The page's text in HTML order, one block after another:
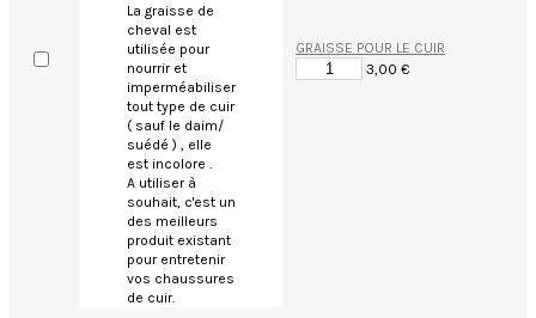
La graisse de
cheval est
utilisée pour
nourrir et
imperméabiliser
tout type de cuir
( sauf le daim/
suédé ) , elle
est incolore .
A utiliser à
souhait, c'est un
des meilleurs
produit existant
pour entretenir
vos chaussures
de cuir.
GRAISSE POUR LE CUIR
3,00 €